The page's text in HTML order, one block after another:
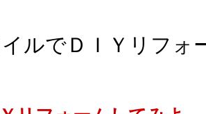
ルでＤＩＹリフォ